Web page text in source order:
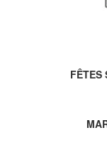
FÊTES